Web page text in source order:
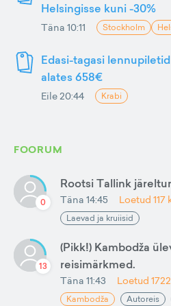
Helsingisse kuni -30%
Täna 10:11 Stockholm
Edasi-tagasi
alates 658€
Eile 20:44 Krabi
FOORUM
0
Rootsi Tallink
Täna 14:45 Loetud 117
Laevad ja kruiisid
13
(Pikk!) Kambodža
reisimärkmed.
Täna 11:43 Loetud 1722
Kambodža Autoreis